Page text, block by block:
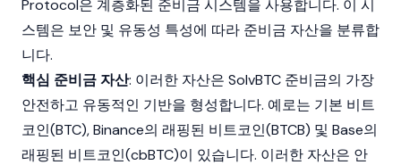
Protocol은 계층화된 준비금 시스템을 사용합니다. 이 시
스템은 보안 및 유동성 특성에 따라 준비금 자산을 분류합
니다.
핵심 준비금 자산: 이러한 자산은 SolvBTC 준비금의 가장
안전하고 유동적인 기반을 형성합니다. 예로는 기본 비트
코인(BTC), Binance의 래핑된 비트코인(BTCB) 및 Base의
래핑된 비트코인(cbBTC)이 있습니다. 이러한 자산은 안